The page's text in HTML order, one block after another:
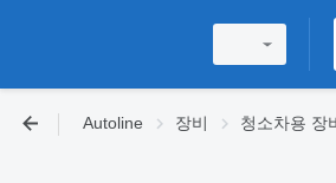
Autoline 장비 청소차용 장